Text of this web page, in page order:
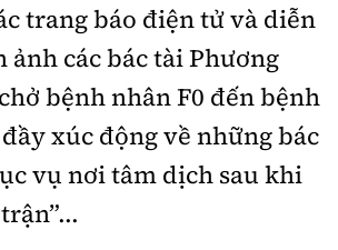
trang báo điện tử và diễn
ảnh các bác tài Phương
bệnh nhân F0 đến bệnh
xúc động về những bác
vụ nơi tâm dịch sau khi